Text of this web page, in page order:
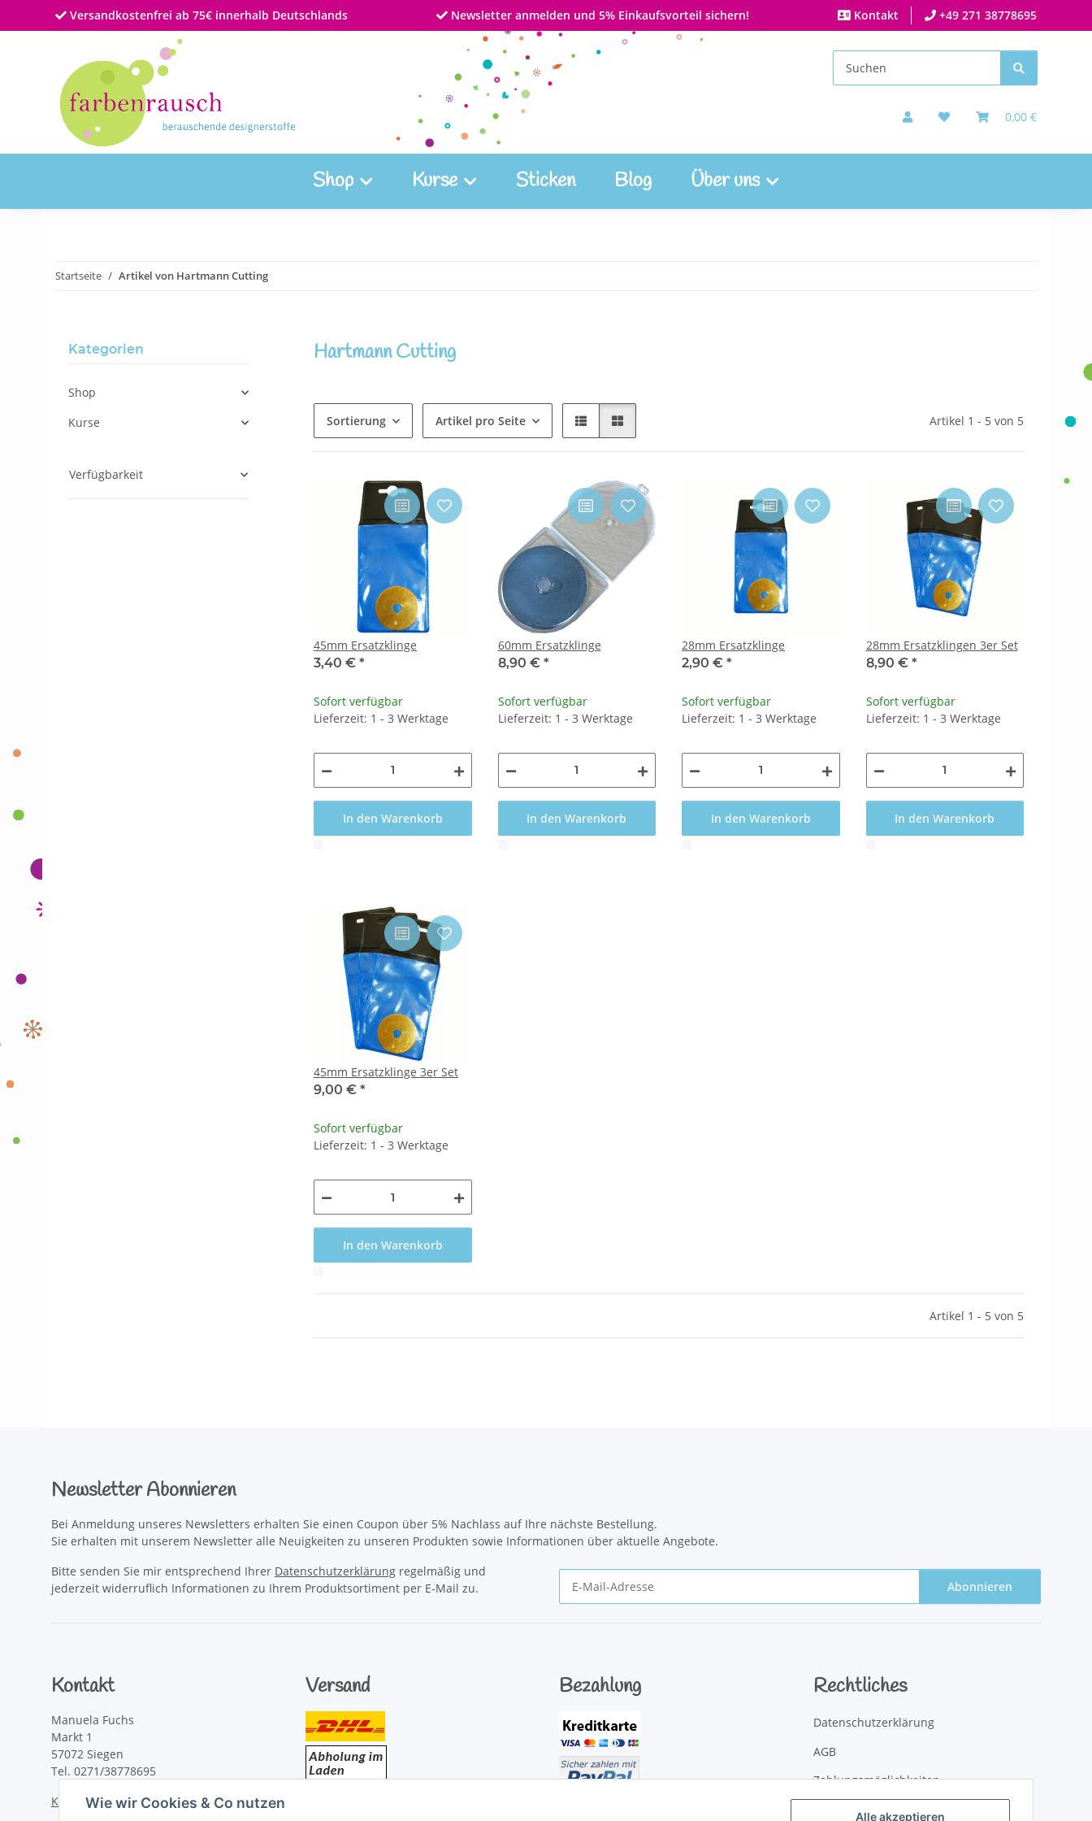
Alle akzeptieren
Wie wir Cookies & Co nutzen
Versandkostenfrei ab 75€ innerhalb Deutschlands Newsletter anmelden und 5% Einkaufsvorteil sichern! Kontakt +49 271 38778695
0,00 €
Shop Kurse Sticken Blog Über uns
Startseite Artikel von Hartmann Cutting
Hartmann Cutting
Sortierung Artikel pro Seite Artikel 1 - 5 von 5
45mm Ersatzklinge
3,40 € *
Sofort verfügbar
Lieferzeit: 1 - 3 Werktage
In den Warenkorb
60mm Ersatzklinge
8,90 € *
Sofort verfügbar
Lieferzeit: 1 - 3 Werktage
In den Warenkorb
28mm Ersatzklinge
2,90 € *
Sofort verfügbar
Lieferzeit: 1 - 3 Werktage
In den Warenkorb
28mm Ersatzklingen 3er Set
8,90 € *
Sofort verfügbar
Lieferzeit: 1 - 3 Werktage
In den Warenkorb
45mm Ersatzklinge 3er Set
9,00 € *
Sofort verfügbar
Lieferzeit: 1 - 3 Werktage
In den Warenkorb
Artikel 1 - 5 von 5
Kategorien
Shop
Kurse
Verfügbarkeit
Newsletter Abonnieren
Bei Anmeldung unseres Newsletters erhalten Sie einen Coupon über 5% Nachlass auf Ihre nächste Bestellung.
Sie erhalten mit unserem Newsletter alle Neuigkeiten zu unseren Produkten sowie Informationen über aktuelle Angebote.
Bitte senden Sie mir entsprechend Ihrer Datenschutzerklärung regelmäßig und
jederzeit widerruflich Informationen zu Ihrem Produktsortiment per E-Mail zu.
Abonnieren
Kontakt
Manuela Fuchs
Markt 1
57072 Siegen
Tel. 0271/38778695
Kontaktformular
Versand Bezahlung Rechtliches
Datenschutzerklärung
AGB
Zahlungsmöglichkeiten
Versandinformationen